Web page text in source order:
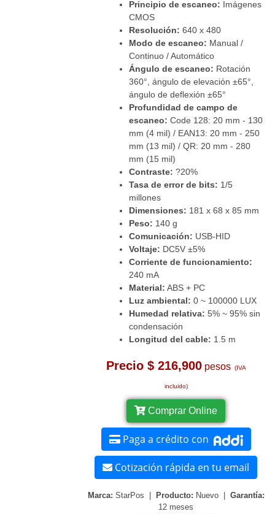
Principio de escaneo: Imágenes
CMOS
Resolución: 640 x 480
Modo de escaneo: Manual /
Continuo / Automático
Ángulo de escaneo: Rotación
360°, ángulo de elevación ±65°,
ángulo de deflexión ±65°
Profundidad de campo de
escaneo: Code 128: 20 mm - 130
mm (4 mil) / EAN13: 20 mm - 250
mm (13 mil) / QR: 20 mm - 280
mm (15 mil)
Contraste: ?20%
Tasa de error de bits: 1/5
millones
Dimensiones: 181 x 68 x 85 mm
Peso: 140 g
Comunicación: USB-HID
Voltaje: DC5V ±5%
Corriente de funcionamiento:
240 mA
Material: ABS + PC
Luz ambiental: 0 ~ 100000 LUX
Humedad relativa: 5% ~ 95% sin
condensación
Longitud del cable: 1.5 m
Precio $ 216,900pesos (IVA
incluido)
Comprar Online
Paga a crédito con
Cotización rápida en tu email
Marca: StarPos | Producto: Nuevo | Garantía:
12 meses